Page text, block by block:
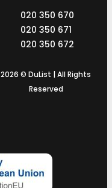
020 350 670
020 350 671
020 350 672
2026 © DuList | All Rights
Reserved